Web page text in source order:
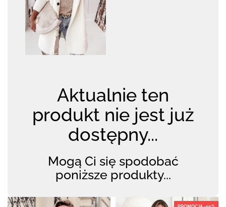
Aktualnie ten
produkt nie jest już
dostępny...
Mogą Ci się spodobać
poniższe produkty...